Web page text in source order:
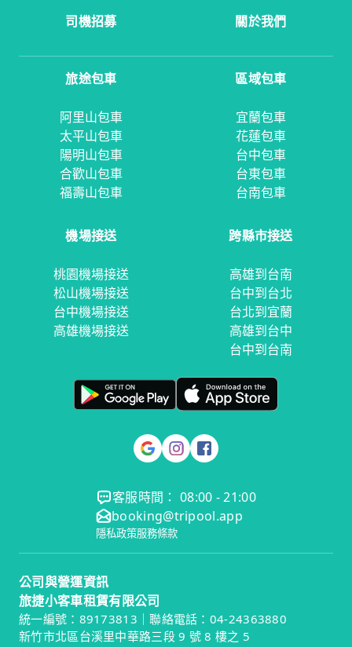
司機招募
關於我們
旅途包車
阿里山包車
太平山包車
陽明山包車
合歡山包車
福壽山包車
區域包車
宜蘭包車
花蓮包車
台中包車
台東包車
台南包車
機場接送
桃園機場接送
松山機場接送
台中機場接送
高雄機場接送
跨縣市接送
高雄到台南
台中到台北
台北到宜蘭
高雄到台中
台中到台南
客服時間： 08:00 - 21:00
booking@tripool.app
隱私政策服務條款
公司與營運資訊
旅捷小客車租賃有限公司
統一編號：89173813｜聯絡電話：04-24363880
新竹市北區台溪里中華路三段 9 號 8 樓之 5